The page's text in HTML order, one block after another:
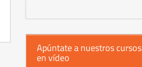
Apúntate a nuestros cursos
en vídeo